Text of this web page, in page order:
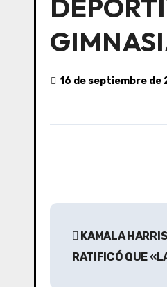
16 de septiembre de
N
KAMALA
RATIFICÓ QUE